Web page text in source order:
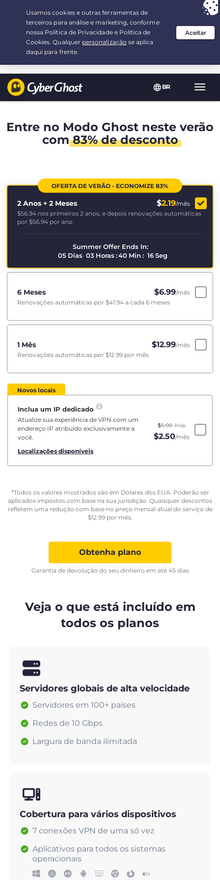
BR
Sua escolha: a melhor ofertapor 2.1666666666667-ano(s) a $
/mês
Entre no Modo Ghost neste verão
com83% de desconto
OFERTA DE VERÃO - ECONOMIZE 83%
2 Anos + 2 Meses $2.19/mês
$56.94 nos primeiros 2 anos, e depois renovações automáticas
por $56.94 por ano
Summer Offer Ends In:
05 Dias 03 Horas:40 Min : 15Seg
6 Meses $6.99/mês
Renovações automáticas por $41.94 a cada 6 meses
1 Mês $12.99/mês
Renovações automáticas por $12.99 por mês
Novos locais
Inclua um IP dedicado
Atualize sua experiência de VPN com um
endereço IP atribuído exclusivamente a
você.
Localizações disponíveis
$5.00 /mês
$2.50/mês
*Todos os valores mostrados são em Dólares dos EUA. Poderão ser
aplicados impostos com base na sua jurisdição. Quaisquer descontos
refletem uma redução com base no preço mensal atual do serviço de
$12.99por mês.
Obtenha plano
Garantia de devolução do seu dinheiro em até 45 dias
Veja o que está incluído em
todos os planos
Servidores globais de alta velocidade
Servidores em 100+ países
Redes de 10 Gbps
Largura de banda ilimitada
Cobertura para vários dispositivos
7 conexões VPN de uma só vez
Aplicativos para todos os sistemas
operacionais